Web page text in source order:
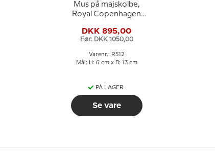
Mus på majskolbe,
Royal Copenhagen
DKK 895,00
Før: DKK 1050,00
Varenr.: R512
Mål: H: 6 cm x B: 13 cm
PÅ LAGER
Se vare